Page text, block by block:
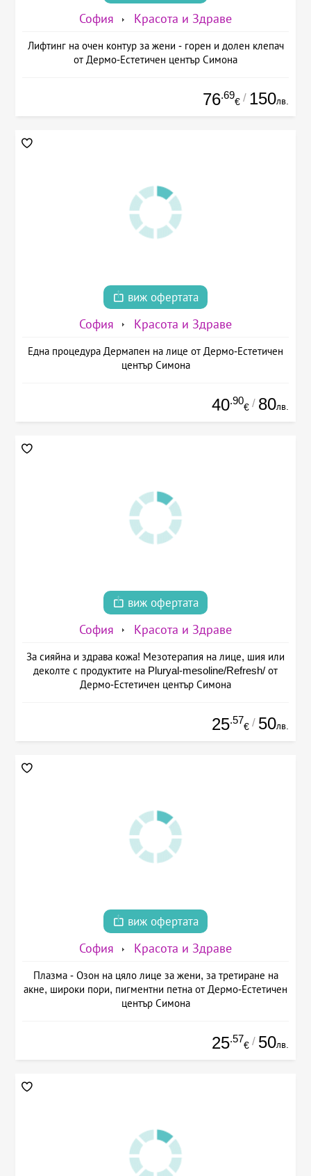
София Красота и Здраве
Лифтинг на очен контур за жени - горен и долен клепач
от Дермо-Естетичен център Симона
76.69
€ / 150лв.
виж офертата
София Красота и Здраве
Една процедура Дермапен на лице от Дермо-Естетичен
център Симона
40.90
€ / 80лв.
виж офертата
София Красота и Здраве
За сияйна и здрава кожа! Мезотерапия на лице, шия или
деколте с продуктите на Pluryal-mesoline/Refresh/ от
Дермо-Естетичен център Симона
25.57
€ / 50лв.
виж офертата
София Красота и Здраве
Плазма - Озон на цяло лице за жени, за третиране на
акне, широки пори, пигментни петна от Дермо-Естетичен
център Симона
25.57
€ / 50лв.